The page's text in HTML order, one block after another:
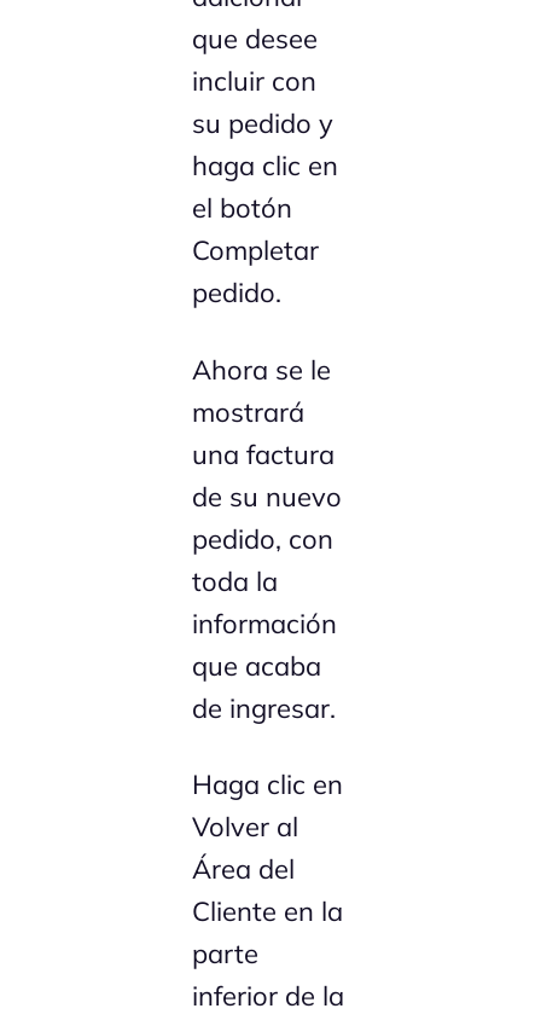
que desee
incluir con
su pedido y
haga clic en
el botón
Completar
pedido.
Ahora se le
mostrará
una factura
de su nuevo
pedido, con
toda la
información
que acaba
de ingresar.
Haga clic en
Volver al
Área del
Cliente en la
parte
inferior de la